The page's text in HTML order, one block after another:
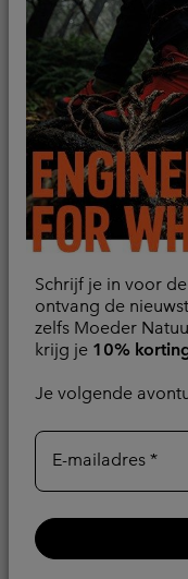
Schrijf je in voor
ontvang de
zelfs Moeder
krijg je 10%
Je volgende
E-mailadres
Cosmiques Pro™
wandelbroek voor
Water- en vlekafstotend
Sale price:
€ 77,00 Regular
€ 110,00